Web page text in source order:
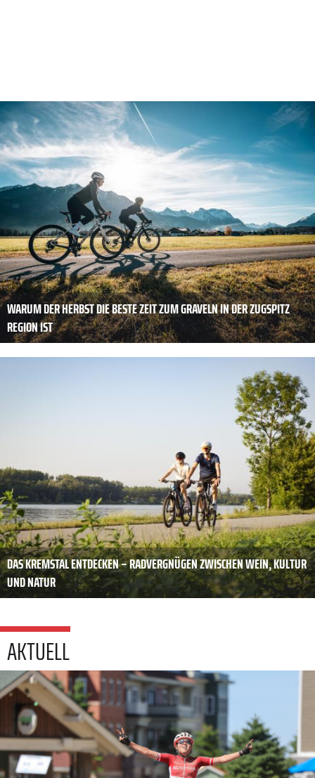
WARUM DER HERBST DIE BESTE ZEIT ZUM GRAVELN IN DER ZUGSPITZ
REGION IST
DAS KREMSTAL ENTDECKEN – RADVERGNÜGEN ZWISCHEN WEIN, KULTUR
UND NATUR
AKTUELL